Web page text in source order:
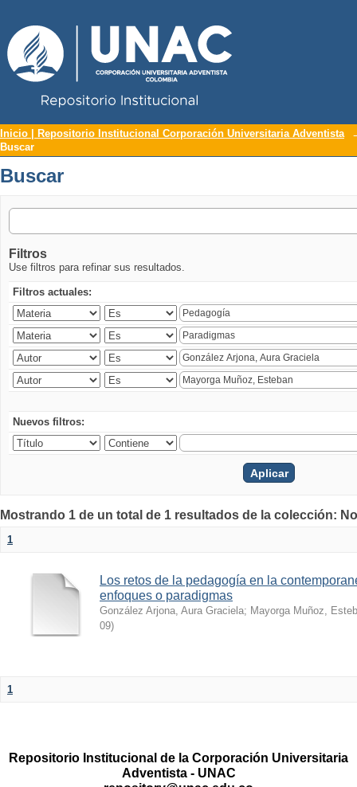
Buscar
Inicio | Repositorio Institucional Corporación Universitaria Adventista
Buscar
Buscar
Filtros
Use filtros para refinar sus resultados.
Filtros actuales:
Nuevos filtros:
Mostrando 1 de un total de 1 resultados de la colección:
1
Los retos de la pedagogía en la
enfoques o paradigmas
González Arjona, Aura Graciela; Mayorga Muñoz,
09)
1
Repositorio Institucional de la Corporación Universitaria
Adventista - UNAC